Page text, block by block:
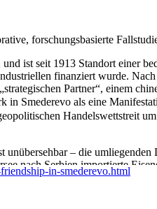
forschungsbasierte
ist seit 1913 Standort einer
finanziert wurde.
Partner“, einem
in Smederevo als eine
Handelswettstreit
– die
nach Serbien importierte
im Jezava-Kanal. Die
abhängig, gleichzeitig
in-smederevo.html